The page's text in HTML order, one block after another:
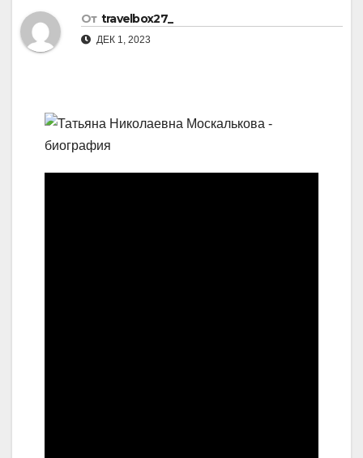
От travelbox27_
ДЕК 1, 2023